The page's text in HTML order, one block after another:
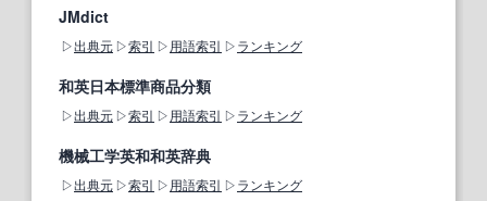
JMdict
出典元 索引 用語索引 ランキング
和英日本標準商品分類
出典元 索引 用語索引 ランキング
機械工学英和和英辞典
出典元 索引 用語索引 ランキング